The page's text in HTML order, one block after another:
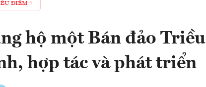
ĐIỂM
hộ một Bán đảo Triều
hợp tác và phát triển